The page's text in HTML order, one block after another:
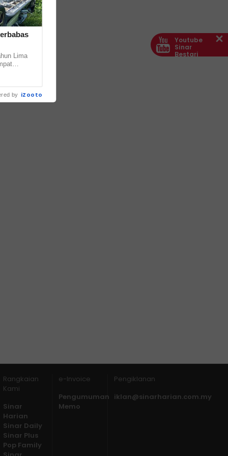
Rangkaian
Kami
Sinar
Harian
Sinar Daily
Sinar Plus
Pop Family
e-Invoice
Pengumuman
Memo
Pengiklanan
iklan@sinarharian.com.my
Youtube
Sinar
Bestari
Lima
by iZooto